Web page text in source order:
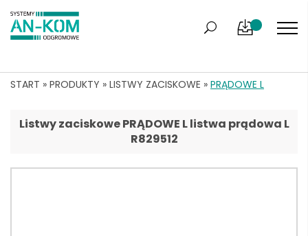
START » PRODUKTY » LISTWY ZACISKOWE » PRĄDOWE L
Listwy zaciskowe PRĄDOWE L listwa prądowa L
R829512